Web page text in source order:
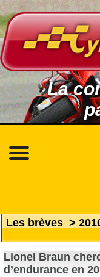
La
Les brèves >
Lionel Braun
d’endurance en